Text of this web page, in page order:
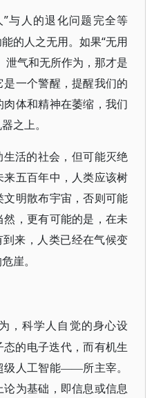
”与人的退化问题完全等
的人之无用。如果“无用
泄气和无所作为，那才是
一个警醒，提醒我们的
体和精神在萎缩，我们
之上。
生活的社会，但可能灭绝
五百年中，人类应该树
明散布宇宙，否则可能
，更有可能的是，在未
到来，人类已经在气候变
崖。
，科学人自觉的身心设
态的电子迭代，而有机生
人工智能——所主宰。
为基础，即信息或信息